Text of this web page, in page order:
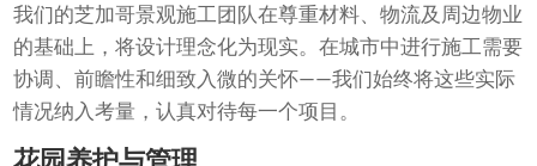
我们的芝加哥景观施工团队在尊重材料、物流及周边物业
的基础上，将设计理念化为现实。在城市中进行施工需要
协调、前瞻性和细致入微的关怀——我们始终将这些实际
情况纳入考量，认真对待每一个项目。